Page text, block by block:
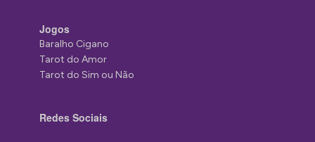
Jogos
Baralho Cigano
Tarot do Amor
Tarot do Sim ou Não
Redes Sociais